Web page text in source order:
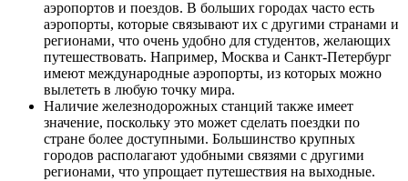
аэропортов и поездов. В больших городах часто есть
аэропорты, которые связывают их с другими странами и
регионами, что очень удобно для студентов, желающих
путешествовать. Например, Москва и Санкт-Петербург
имеют международные аэропорты, из которых можно
вылететь в любую точку мира.
Наличие железнодорожных станций также имеет
значение, поскольку это может сделать поездки по
стране более доступными. Большинство крупных
городов располагают удобными связями с другими
регионами, что упрощает путешествия на выходные.